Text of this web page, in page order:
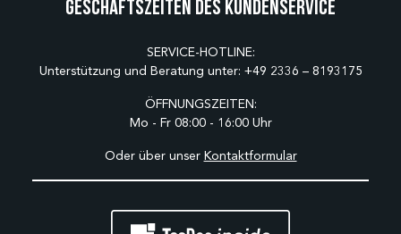
Geschäftszeiten des Kundenservice
SERVICE-HOTLINE:
Unterstützung und Beratung unter: +49 2336 – 8193175
ÖFFNUNGSZEITEN:
Mo - Fr 08:00 - 16:00 Uhr
Oder über unser Kontaktformular